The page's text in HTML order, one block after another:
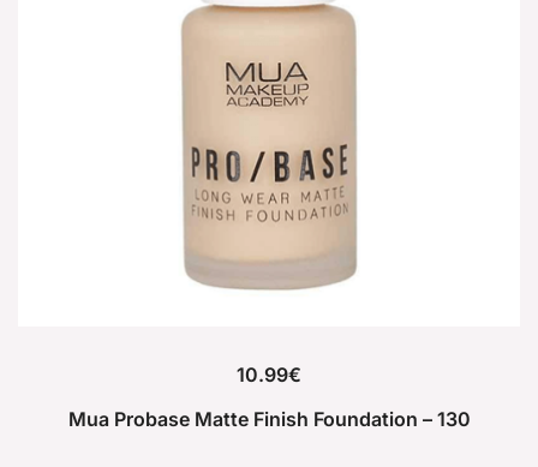
10.99€
Mua Probase Matte Finish Foundation – 130